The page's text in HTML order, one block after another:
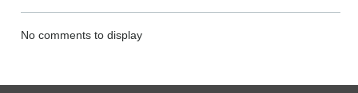
No comments to display